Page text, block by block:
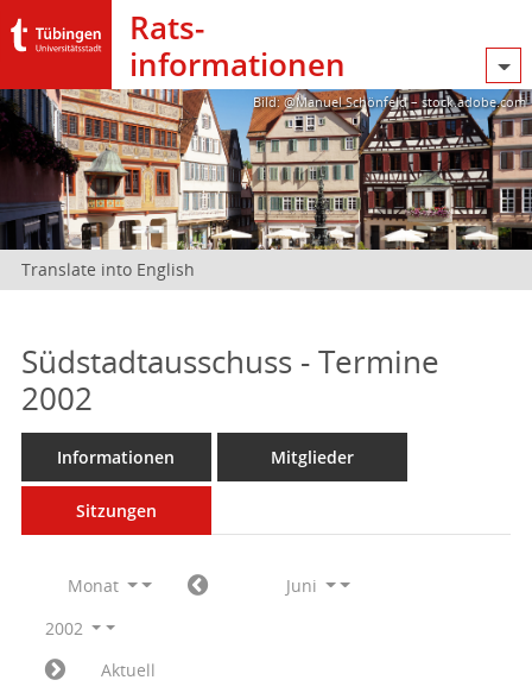
Rats­
informationen
Bild: @Manuel Schönfeld – stock.adobe.com
Translate into English
Südstadtausschuss - Termine
2002
Informationen Mitglieder
Sitzungen
Monat
Juni
2002
Aktuell